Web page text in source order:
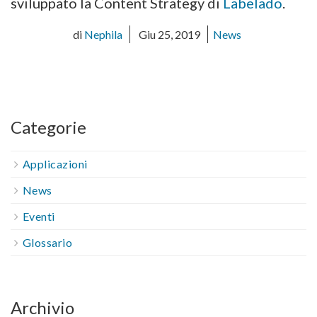
di Nephila Giu 25, 2019 News
Categorie
Applicazioni
News
Eventi
Glossario
Archivio